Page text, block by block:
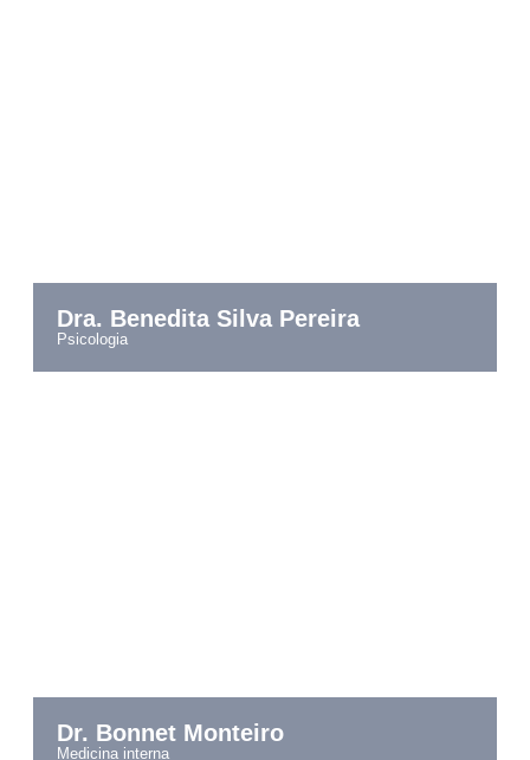
Dra. Benedita Silva Pereira
psicologia
Dr. Bonnet Monteiro
medicina interna